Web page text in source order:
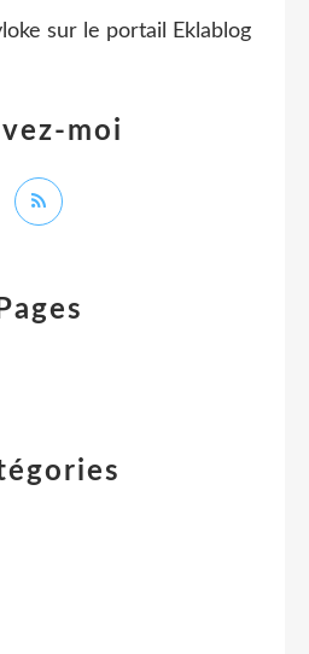
Pages
moi
sur le portail Eklablog